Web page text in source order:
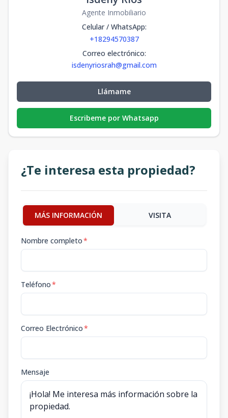
Agente Inmobiliario
Celular / WhatsApp:
+18294570387
Correo electrónico:
isdenyriosrah@gmail.com
Llámame
Escribeme por Whatsapp
¿Te interesa esta propiedad?
MÁS INFORMACIÓN VISITA
Nombre completo*
Teléfono*
Correo Electrónico*
Mensaje